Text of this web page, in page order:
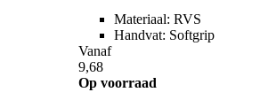
Materiaal: RVS
Handvat: Softgrip
Vanaf
9,68
Op voorraad